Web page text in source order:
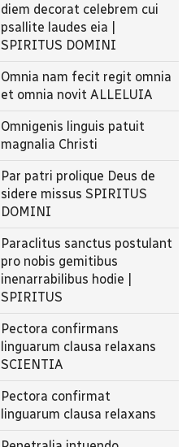
diem decorat celebrem cui
psallite laudes eia |
SPIRITUS DOMINI
Omnia nam fecit regit omnia
et omnia novit ALLELUIA
Omnigenis linguis patuit
magnalia Christi
Par patri prolique Deus de
sidere missus SPIRITUS
DOMINI
Paraclitus sanctus postulant
pro nobis gemitibus
inenarrabilibus hodie |
SPIRITUS
Pectora confirmans
linguarum clausa relaxans
SCIENTIA
Pectora confirmat
linguarum clausa relaxans